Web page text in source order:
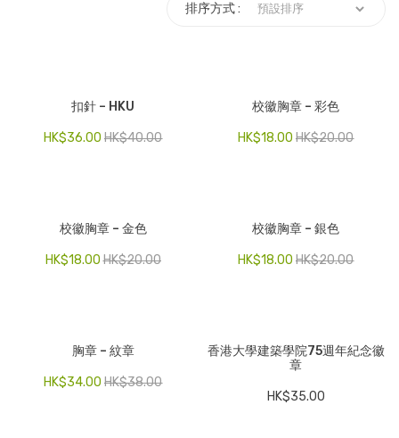
童裝系列
其他
玩具
排序方式 :
扣針 – HKU
HK$40.00
HK$36.00
校徽胸章 – 彩色
HK$20.00
HK$18.00
校徽胸章 – 金色
HK$20.00
HK$18.00
校徽胸章 – 銀色
HK$20.00
HK$18.00
胸章 – 紋章
HK$38.00
HK$34.00
香港大學建築學院75週年紀念徽
章
HK$35.00